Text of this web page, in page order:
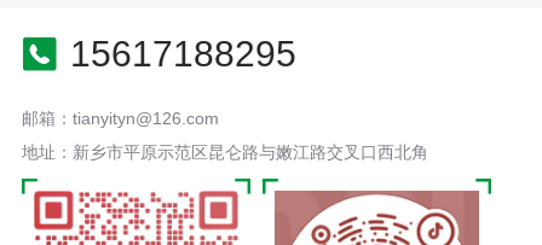
15617188295
邮箱：tianyityn@126.com
地址：新乡市平原示范区昆仑路与嫩江路交叉口西北角